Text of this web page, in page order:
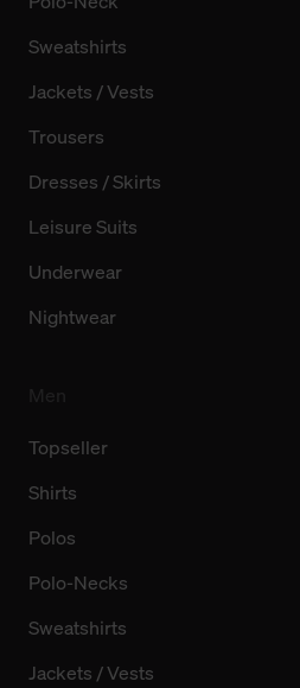
Sweatshirts
Jackets / Vests
Trousers
Dresses / Skirts
Leisure Suits
Underwear
Nightwear
Topseller
Shirts
Polos
Polo-Necks
Sweatshirts
Jackets / Vests